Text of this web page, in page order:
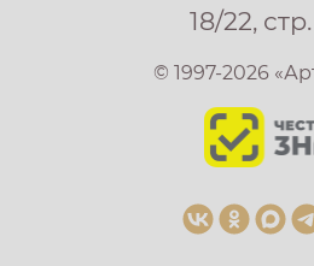
18/22,
© 1997-2026